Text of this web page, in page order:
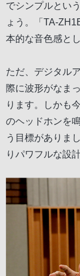
でシンプルとい
ょう。「TA-
本的な音色感と
ただ、デジタル
際に波形がなま
ります。しかも
のヘッドホンを
う目標がありま
りパワフルな設